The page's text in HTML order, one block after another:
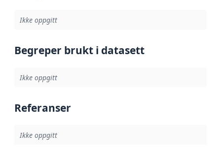
Ikke oppgitt
Begreper brukt i datasett
Ikke oppgitt
Referanser
Ikke oppgitt